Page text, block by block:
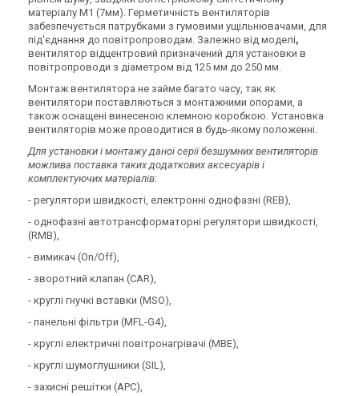
матеріалу М1 (7мм). Герметичність вентиляторів
забезпечується патрубками з гумовими ущільнювачами, для
під'єднання до повітропроводам. Залежно від моделі,
вентилятор відцентровий призначений для установки в
повітропроводи з діаметром від 125 мм до 250 мм.
Монтаж вентилятора не займе багато часу, так як
вентилятори поставляються з монтажними опорами, а
також оснащені винесеною клемною коробкою. Установка
вентиляторів може проводитися в будь-якому положенні.
Для установки і монтажу даної серії безшумних вентиляторів
можлива поставка таких додаткових аксесуарів і
комплектуючих матеріалів:
- регулятори швидкості, електронні однофазні (REB),
- однофазні автотрансформаторні регулятори швидкості,
(RMB),
- вимикач (On/Off),
- зворотний клапан (CAR),
- круглі гнучкі вставки (MSO),
- панельні фільтри (MFL-G4),
- круглі електричні повітронагрівачі (MBE),
- круглі шумоглушники (SIL),
- захисні решітки (APC),